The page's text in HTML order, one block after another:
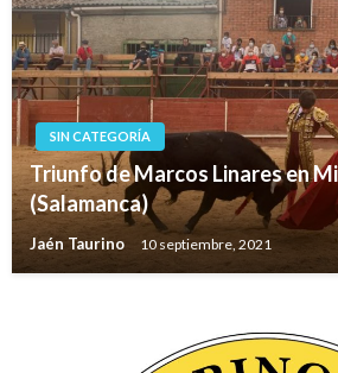
SIN CATEGORÍA
Triunfo de Marcos Linares en
(Salamanca)
Jaén Taurino 10 septiembre, 2021